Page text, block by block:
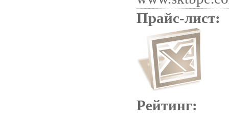
Прайс-лист:
Рейтинг: